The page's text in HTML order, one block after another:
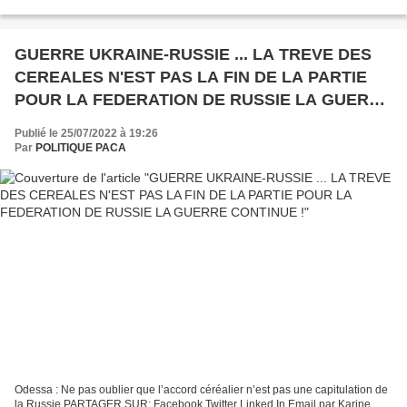
GUERRE UKRAINE-RUSSIE ... LA TREVE DES
CEREALES N'EST PAS LA FIN DE LA PARTIE
POUR LA FEDERATION DE RUSSIE LA GUERRE
Publié le 25/07/2022 à 19:26
Par POLITIQUE PACA
Odessa : Ne pas oublier que l’accord céréalier n’est pas une capitulation de
la Russie PARTAGER SUR: Facebook Twitter Linked In Email par Karine